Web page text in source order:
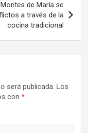
de María se
a través de la
cocina tradicional
será publicada. Los
con *